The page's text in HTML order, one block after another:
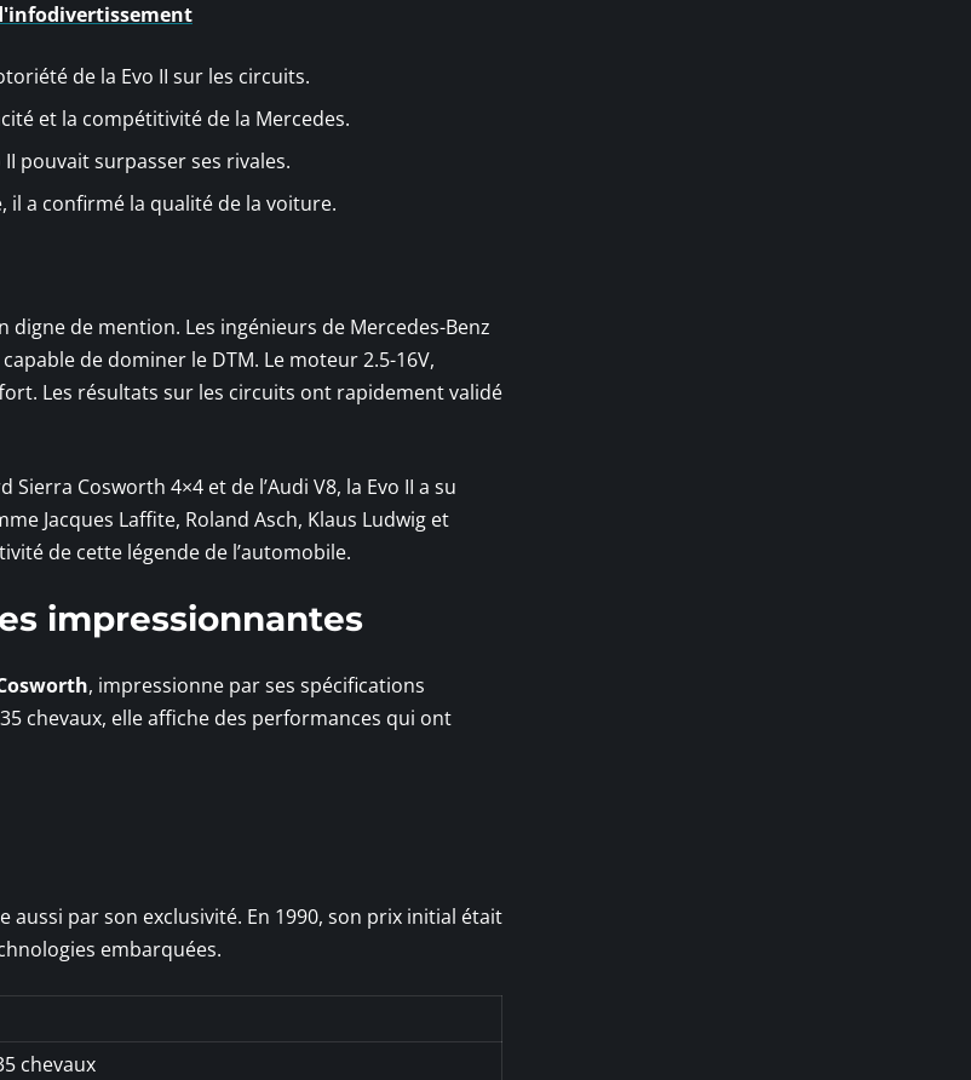
de la Evo II sur les circuits.
et la compétitivité de la Mercedes.
pouvait surpasser ses rivales.
il a confirmé la qualité de la voiture.
digne de mention. Les ingénieurs de Mercedes-Benz
de dominer le DTM. Le moteur 2.5-16V,
Les résultats sur les circuits ont rapidement validé
Cosworth 4×4 et de l’Audi V8, la Evo II a su
Jacques Laffite, Roland Asch, Klaus Ludwig et
de cette légende de l’automobile.
impressionnantes
, impressionne par ses spécifications
chevaux, elle affiche des performances qui ont
aussi par son exclusivité. En 1990, son prix initial était
embarquées.
chevaux